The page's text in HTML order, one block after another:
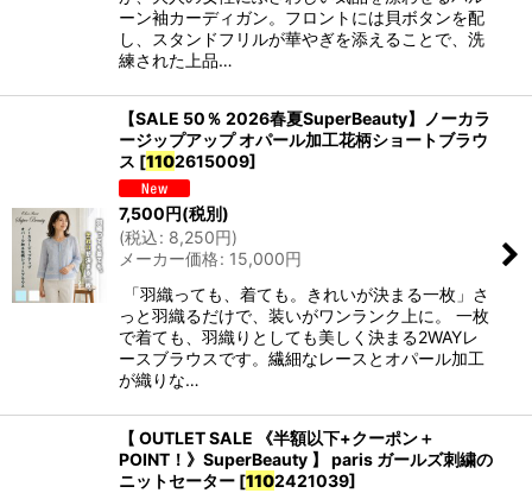
ーン袖カーディガン。フロントには貝ボタンを配
し、スタンドフリルが華やぎを添えることで、洗
練された上品…
【SALE 50％ 2026春夏SuperBeauty】ノーカラ
ージップアップ オパール加工花柄ショートブラウ
ス [1102615009]
7,500円(税別)
(税込: 8,250円)
メーカー価格: 15,000円
「羽織っても、着ても。きれいが決まる一枚」さ
っと羽織るだけで、装いがワンランク上に。 一枚
で着ても、羽織りとしても美しく決まる2WAYレ
ースブラウスです。繊細なレースとオパール加工
が織りな…
【 OUTLET SALE 《半額以下+クーポン＋
POINT！》SuperBeauty 】 paris ガールズ刺繍の
ニットセーター [1102421039]